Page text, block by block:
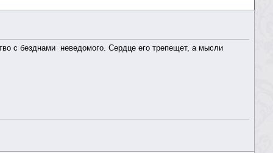
с безднами неведомого. Сердце его трепещет, а мысли